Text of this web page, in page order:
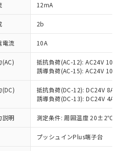
12mA
2b
電流 10A
(AC)
抵抗負荷(AC-12): AC24V 10A/
誘導負荷(AC-15): AC24V
(DC)
抵抗負荷(DC-12): DC24V 8A/
誘導負荷(DC-13): DC24V 4A/
説明 測定条件: 周囲温度 20±2℃、
プッシュインPlus端子台
いただき、同意のうえ
、当社制御機器事業取扱
庫状況および標準価格
させていただくもので
事業取扱商品の中には、
指令（10物質）の
品が提供可能な商品で
指令（10物質）の非含
切り替える予定のある
RoHS指令（10物質）の
品で、対応品を出す予
RoHS指令（10物質）の
調査中または確認中の
ス料など無形物で、有
ない商品です。
料含有率が中国RoHSの
とを示します。
料含有率が中国RoHSの